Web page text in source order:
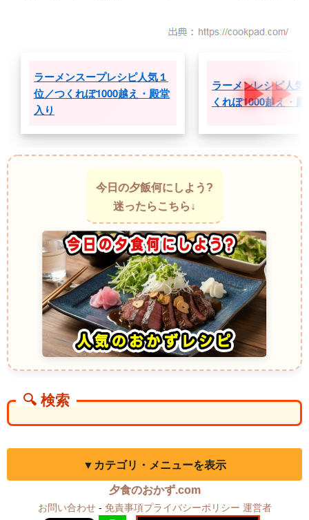
ラーメンスープレシピ人気１
位／つくれぽ1000越え・殿堂
入り
ラーメンレシピ人気
くれぽ1000越え・
今日の夕飯何にしよう?
迷ったらこちら↓
🔍 検索
▼カテゴリ・メニューを表示
夕食のおかず.com
お問い合わせ- 免責事項プライバシーポリシー 運営者